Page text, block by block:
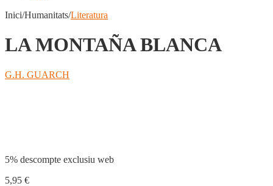
Inici/Humanitats/Literatura
LA MONTAÑA BLANCA
G.H. GUARCH
5% descompte exclusiu web
5,95 €